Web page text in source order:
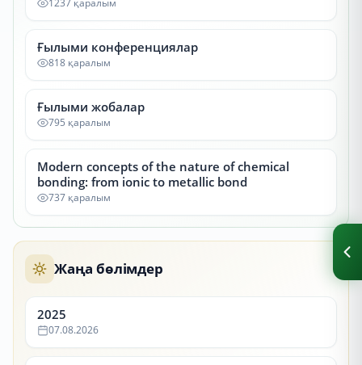
1237 қаралым
Ғылыми конференциялар
818 қаралым
Ғылыми жобалар
795 қаралым
Modern concepts of the nature of chemical
bonding: from ionic to metallic bond
737 қаралым
Жаңа бөлімдер
2025
07.08.2026